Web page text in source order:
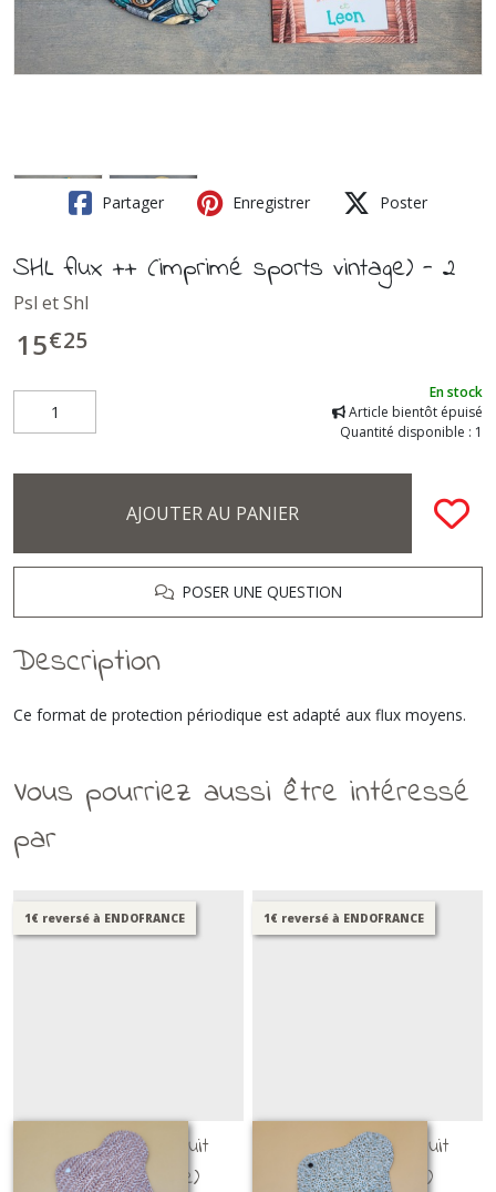
Partager Enregistrer Poster
SHL flux ++ (imprimé sports vintage) - 2
Psl et Shl
15€25
En stock
Article bientôt épuisé
Quantité disponible : 1
AJOUTER AU PANIER
POSER UNE QUESTION
Description
Ce format de protection périodique est adapté aux flux moyens.
Vous pourriez aussi être intéressé
par
1€ reversé à ENDOFRANCE
SHL flux +++ / nuit
(imprimé brique)
1€ reversé à ENDOFRANCE
SHL flux +++ / nuit
(imprimé floral)